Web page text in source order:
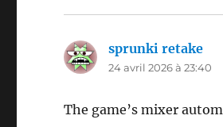
sprunki retake
24 avril 2026 à 23:40
The game’s mixer